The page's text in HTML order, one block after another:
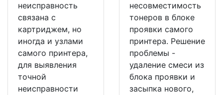
неисправность
связана с
картриджем, но
иногда и узлами
самого принтера,
для выявления
точной
неисправности
несовместимость
тонеров в блоке
проявки самого
принтера. Решение
проблемы -
удаление смеси из
блока проявки и
засыпка нового,